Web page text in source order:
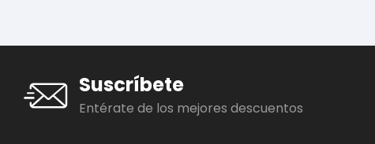
Suscríbete
Entérate de los mejores descuentos